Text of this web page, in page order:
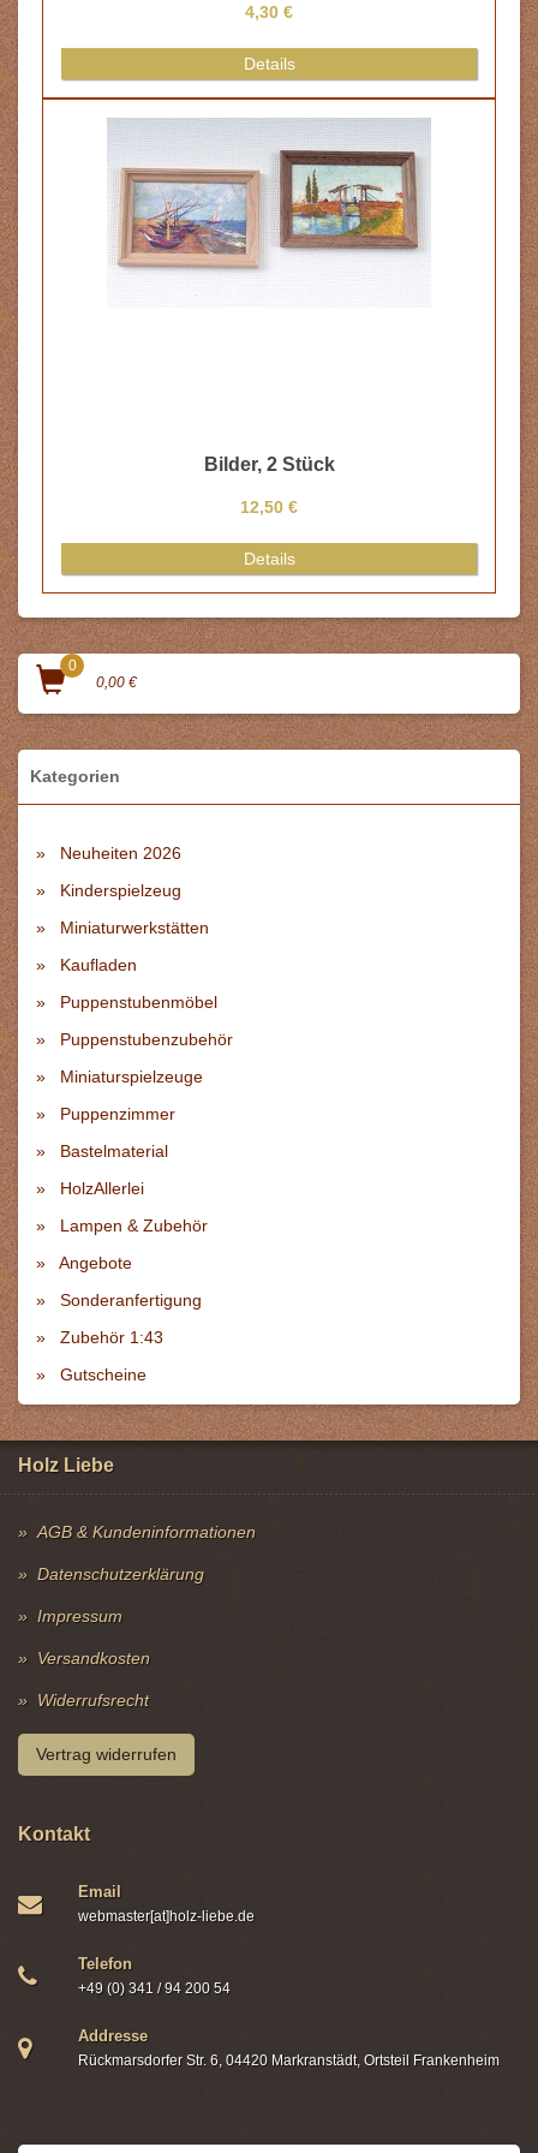
0
0,00 €
Kategorien
Neuheiten 2026
Kinderspielzeug
Miniaturwerkstätten
Kaufladen
Puppenstubenmöbel
Puppenstubenzubehör
Miniaturspielzeuge
Puppenzimmer
Bastelmaterial
HolzAllerlei
Lampen & Zubehör
Angebote
Sonderanfertigung
Zubehör 1:43
Gutscheine
Holz Liebe
AGB & Kundeninformationen
Datenschutzerklärung
Impressum
Versandkosten
Widerrufsrecht
Vertrag widerrufen
Kontakt
Email
webmaster[at]holz-liebe.de
Telefon
+49 (0) 341 / 94 200 54
Addresse
Rückmarsdorfer Str. 6, 04420 Markranstädt, Ortsteil Frankenheim